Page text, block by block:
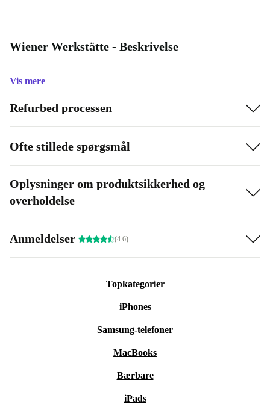
Wiener Werkstätte - Beskrivelse
Vis mere
Refurbed processen
Ofte stillede spørgsmål
Oplysninger om produktsikkerhed og
overholdelse
Anmeldelser (4.6)
Topkategorier
iPhones
Samsung-telefoner
MacBooks
Bærbare
iPads